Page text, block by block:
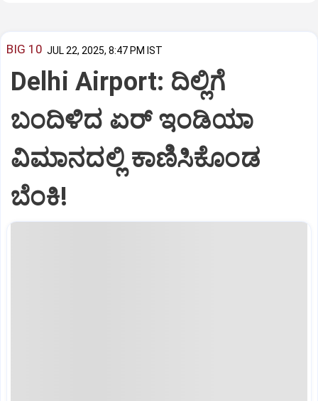
BIG 10 JUL 22, 2025, 8:47 PM IST
Delhi Airport: ದಿಲ್ಲಿಗೆ
ಬಂದಿಳಿದ ಏರ್‌ ಇಂಡಿಯಾ
ವಿಮಾನದಲ್ಲಿ ಕಾಣಿಸಿಕೊಂಡ
ಬೆಂಕಿ!